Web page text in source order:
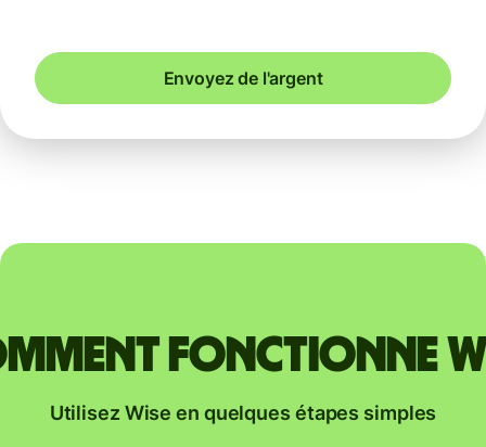
Envoyez de l'argent
fonctionne
Utilisez Wise en quelques étapes simples